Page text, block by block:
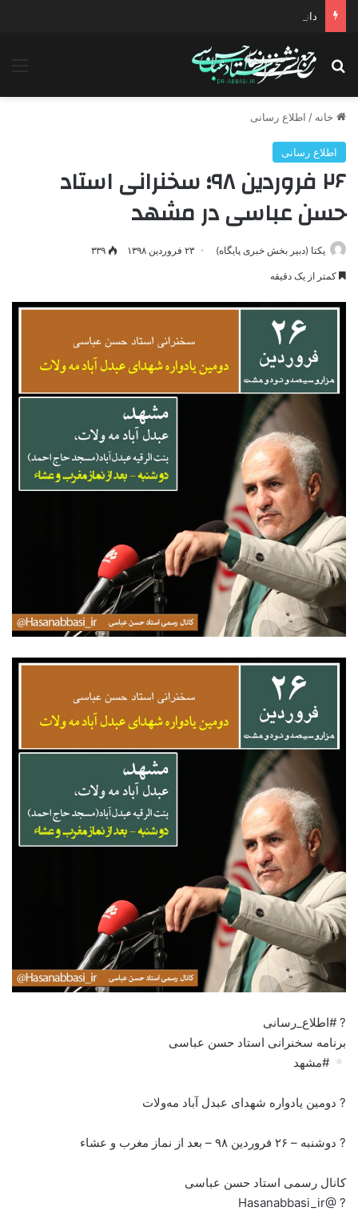
دانلود سخنرانی استاد حسن عباسی با موضوع چهار انتخاب ۱۴۰۰
جستجو برای
خانه / اطلاع رسانی
اطلاع رسانی
۲۶ فروردین ۹۸؛ سخنرانی استاد
حسن عباسی در مشهد
یکتا (دبیر بخش خبری پایگاه) ۲۳ فروردین ۱۳۹۸ ۳۳۹
کمتر از یک دقیقه
? #اطلاع_رسانی
برنامه سخنرانی استاد حسن عباسی
#مشهد
? دومین یادواره شهدای عبدل آباد مه‌ولات
? دوشنبه – ۲۶ فروردین ۹۸ – بعد از نماز مغرب و عشاء
کانال رسمی استاد حسن عباسی
? @Hasanabbasi_ir